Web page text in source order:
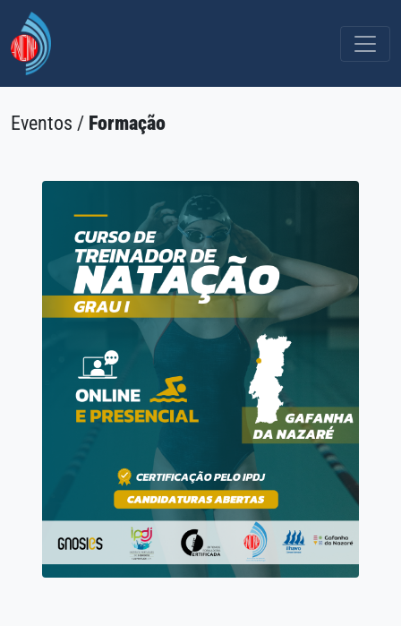
Eventos / Formação